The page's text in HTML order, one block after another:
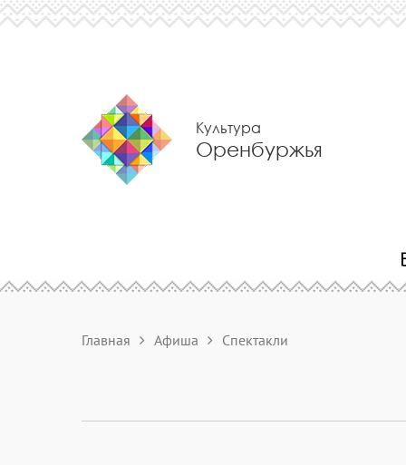
Культура
Оренбуржья
Главная Афиша Спектакли